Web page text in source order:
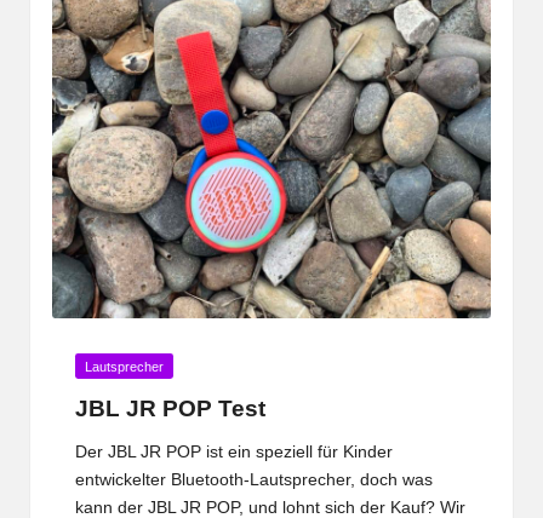
Posted
Lautsprecher
JBL JR POP Test
Der JBL JR POP ist ein speziell für Kinder
entwickelter Bluetooth-Lautsprecher, doch was
kann der JBL JR POP, und lohnt sich der Kauf? Wir